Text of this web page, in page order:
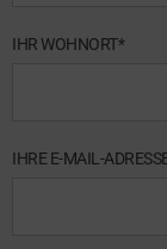
IHR WOHNORT*
IHRE E-MAIL-